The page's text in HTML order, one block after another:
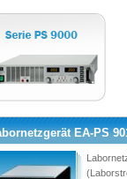
EA-PS